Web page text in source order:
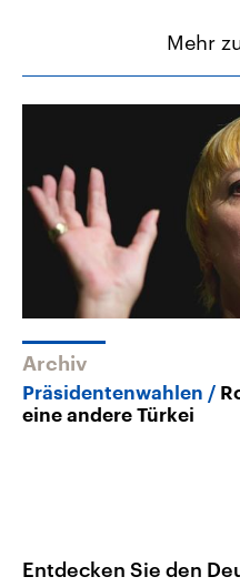
Mehr
Archiv
Präsidentenwahlen
eine andere Türkei
Entdecken Sie den